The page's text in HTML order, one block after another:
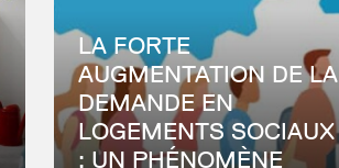
LA FORTE
AUGMENTATION DE LA
DEMANDE EN
LOGEMENTS SOCIAUX
: UN PHÉNOMÈNE